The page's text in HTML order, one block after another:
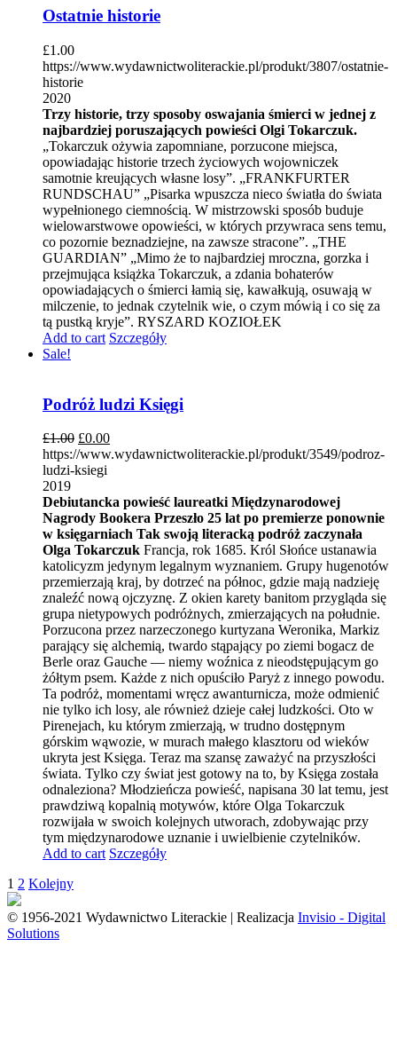
Ostatnie historie
£1.00
https://www.wydawnictwoliterackie.pl/produkt/3807/ostatnie-
historie
2020
Trzy historie, trzy sposoby oswajania śmierci w jednej z
najbardziej poruszających powieści Olgi Tokarczuk.
„Tokarczuk ożywia zapomniane, porzucone miejsca,
opowiadając historie trzech życiowych wojowniczek
samotnie kreujących własne losy”. „FRANKFURTER
RUNDSCHAU” „Pisarka wpuszcza nieco światła do świata
wypełnionego ciemnością. W mistrzowski sposób buduje
wielowarstwowe opowieści, w których przywraca sens temu,
co pozornie beznadziejne, na zawsze stracone”. „THE
GUARDIAN” „Mimo że to najbardziej mroczna, gorzka i
przejmująca książka Tokarczuk, a zdania bohaterów
opowiadających o śmierci łamią się, kawałkują, osuwają w
milczenie, to jednak czytelnik wie, o czym mówią i co się za
tą pustką kryje”. RYSZARD KOZIOŁEK
Add to cart Szczegóły
Sale!
Podróż ludzi Księgi
£1.00 £0.00
https://www.wydawnictwoliterackie.pl/produkt/3549/podroz-
ludzi-ksiegi
2019
Debiutancka powieść laureatki Międzynarodowej
Nagrody Bookera Przeszło 25 lat po premierze ponownie
w księgarniach Tak swoją literacką podróż zaczynała
Olga Tokarczuk Francja, rok 1685. Król Słońce ustanawia
katolicyzm jedynym legalnym wyznaniem. Grupy hugenotów
przemierzają kraj, by dotrzeć na północ, gdzie mają nadzieję
znaleźć nową ojczyznę. Z okien karety banitom przygląda się
grupa nietypowych podróżnych, zmierzających na południe.
Porzucona przez narzeczonego kurtyzana Weronika, Markiz
parający się alchemią, twardo stąpający po ziemi bogacz de
Berle oraz Gauche — niemy woźnica z nieodstępującym go
żółtym psem. Każde z nich opuściło Paryż z innego powodu.
Ta podróż, momentami wręcz awanturnicza, może odmienić
nie tylko ich losy, ale również dzieje całej ludzkości. Oto w
Pirenejach, ku którym zmierzają, w trudno dostępnym
górskim wąwozie, w murach małego klasztoru od wieków
ukryta jest Księga. Teraz ma szansę zaważyć na przyszłości
świata. Tylko czy świat jest gotowy na to, by Księga została
odnaleziona? Młodzieńcza powieść, napisana 30 lat temu, jest
prawdziwą kopalnią motywów, które Olga Tokarczuk
rozwijała w swoich kolejnych utworach, zdobywając przy
tym międzynarodowe uznanie i uwielbienie czytelników.
Add to cart Szczegóły
1 2 Kolejny
© 1956-2021 Wydawnictwo Literackie | Realizacja Invisio - Digital
Solutions